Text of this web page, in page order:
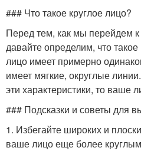
### Что такое круглое лицо?
Перед тем, как мы перейдем к
давайте определим, что
лицо имеет примерно
имеет мягкие, округлые
эти характеристики, то ваше
### Подсказки и советы для
1. Избегайте широких и
ваше лицо еще более